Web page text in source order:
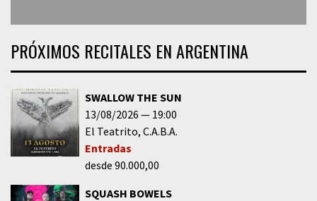
PRÓXIMOS RECITALES EN ARGENTINA
SWALLOW THE SUN
13/08/2026
19:00
El Teatrito C.A.B.A.
Entradas
desde 90.000,00
SQUASH BOWELS